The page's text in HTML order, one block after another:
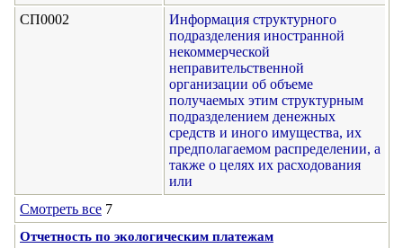
СП0002
Информация структурного
подразделения иностранной
некоммерческой
неправительственной
организации об объеме
получаемых этим структурным
подразделением денежных
средств и иного имущества, их
предполагаемом распределении, а
также о целях их расходования
или
Смотреть все 7
Отчетность по экологическим платежам